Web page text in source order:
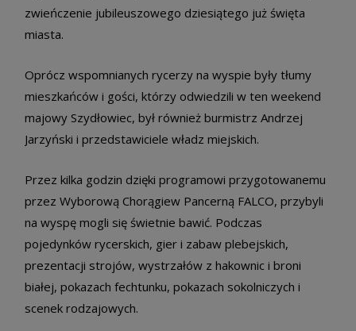
zwieńczenie jubileuszowego dziesiątego już święta
miasta.
Oprócz wspomnianych rycerzy na wyspie były tłumy
mieszkańców i gości, którzy odwiedzili w ten weekend
majowy Szydłowiec, był również burmistrz Andrzej
Jarzyński i przedstawiciele władz miejskich.
Przez kilka godzin dzięki programowi przygotowanemu
przez Wyborową Chorągiew Pancerną FALCO, przybyli
na wyspę mogli się świetnie bawić. Podczas
pojedynków rycerskich, gier i zabaw plebejskich,
prezentacji strojów, wystrzałów z hakownic i broni
białej, pokazach fechtunku, pokazach sokolniczych i
scenek rodzajowych.